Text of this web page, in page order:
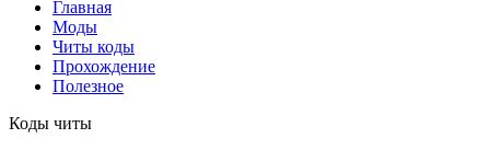
Главная
Моды
Читы коды
Прохождение
Полезное
Коды читы